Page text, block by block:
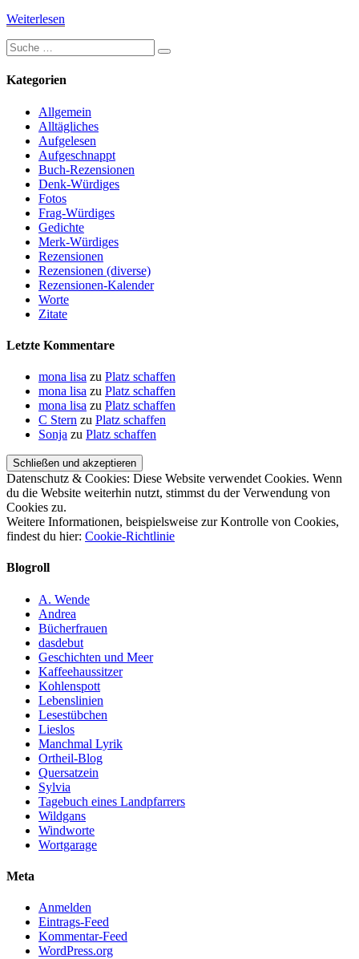
Weiterlesen
Suche
nach:
Suchen
Kategorien
Allgemein
Alltägliches
Aufgelesen
Aufgeschnappt
Buch-Rezensionen
Denk-Würdiges
Fotos
Frag-Würdiges
Gedichte
Merk-Würdiges
Rezensionen
Rezensionen (diverse)
Rezensionen-Kalender
Worte
Zitate
Letzte Kommentare
mona lisa zu Platz schaffen
mona lisa zu Platz schaffen
mona lisa zu Platz schaffen
C Stern zu Platz schaffen
Sonja zu Platz schaffen
Datenschutz & Cookies: Diese Website verwendet Cookies. Wenn
du die Website weiterhin nutzt, stimmst du der Verwendung von
Cookies zu.
Weitere Informationen, beispielsweise zur Kontrolle von Cookies,
findest du hier: Cookie-Richtlinie
Blogroll
A. Wende
Andrea
Bücherfrauen
dasdebut
Geschichten und Meer
Kaffeehaussitzer
Kohlenspott
Lebenslinien
Lesestübchen
Lieslos
Manchmal Lyrik
Ortheil-Blog
Quersatzein
Sylvia
Tagebuch eines Landpfarrers
Wildgans
Windworte
Wortgarage
Meta
Anmelden
Eintrags-Feed
Kommentar-Feed
WordPress.org